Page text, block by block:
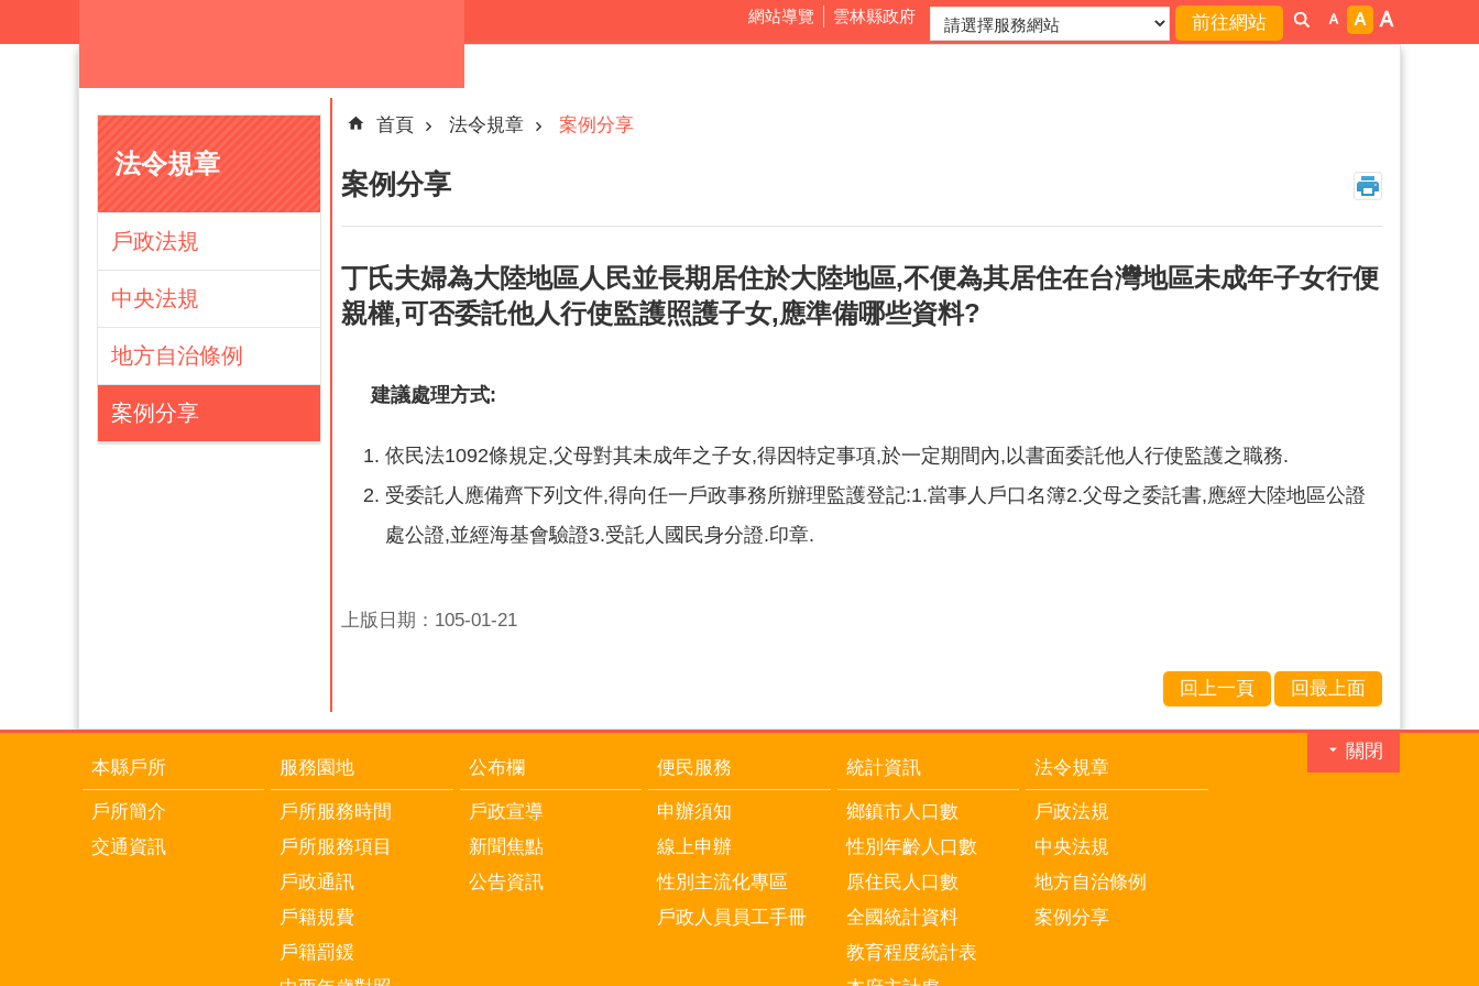
網站導覽 雲林縣政府
法令規章
戶政法規
中央法規
地方自治條例
案例分享
首頁 法令規章 案例分享
案例分享
丁氏夫婦為大陸地區人民並長期居住於大陸地區,不便為其居住在台灣地區未成年子女行便
親權,可否委託他人行使監護照護子女,應準備哪些資料?
建議處理方式:
依民法1092條規定,父母對其未成年之子女,得因特定事項,於一定期間內,以書面委託他人行使監護之職務.
受委託人應備齊下列文件,得向任一戶政事務所辦理監護登記:1.當事人戶口名簿2.父母之委託書,應經大陸地區公證
處公證,並經海基會驗證3.受託人國民身分證.印章.
上版日期：105-01-21
回上一頁 回最上面
關閉
本縣戶所
戶所簡介
交通資訊
服務園地
戶所服務時間
戶所服務項目
戶政通訊
戶籍規費
戶籍罰鍰
公布欄
戶政宣導
新聞焦點
公告資訊
便民服務
申辦須知
線上申辦
性別主流化專區
戶政人員員工手冊
統計資訊
鄉鎮市人口數
性別年齡人口數
原住民人口數
全國統計資料
教育程度統計表
法令規章
戶政法規
中央法規
地方自治條例
案例分享